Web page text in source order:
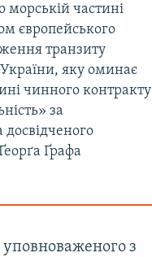
морській частині
європейського
транзиту
України, яку оминає
чинного контракту
за
Ґрафа
з